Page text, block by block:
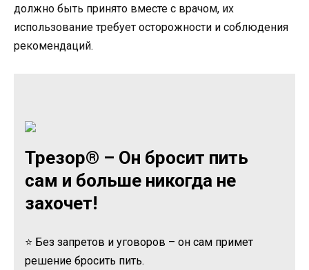
должно быть принято вместе с врачом, их
использование требует осторожности и соблюдения
рекомендаций.
Трезор® – Он бросит пить
сам и больше никогда не
захочет!
⭐ Без запретов и уговоров – он сам примет
решение бросить пить.